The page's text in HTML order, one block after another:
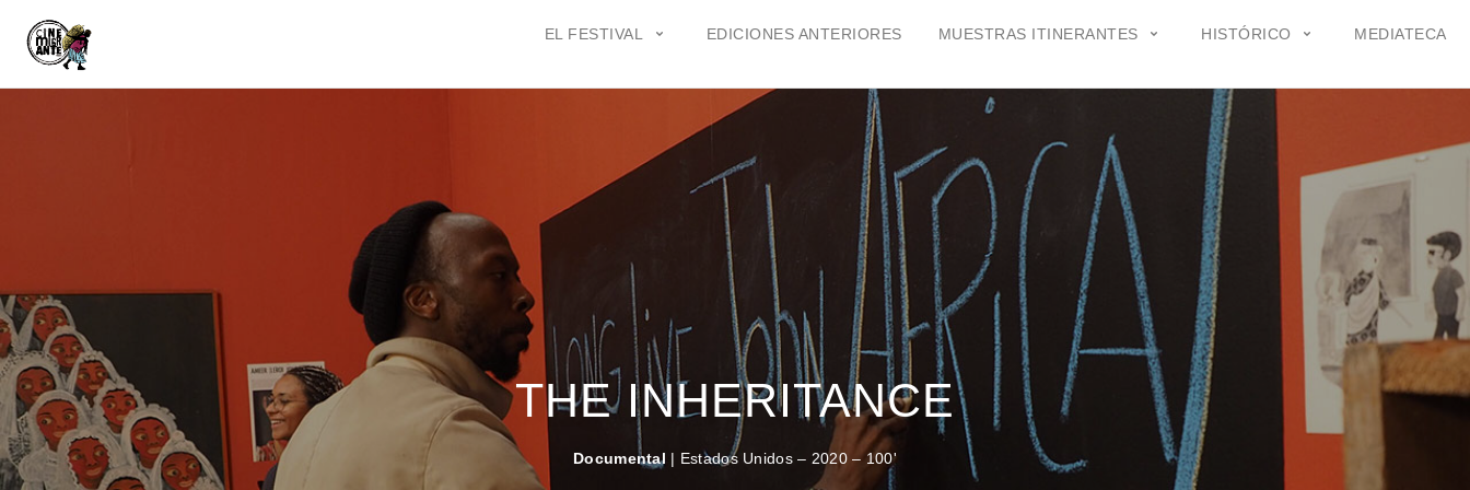
EL FESTIVAL EDICIONES ANTERIORES MUESTRAS ITINERANTES HISTÓRICO MEDIATECA
THE INHERITANCE
Documental | Estados Unidos – 2020 – 100'